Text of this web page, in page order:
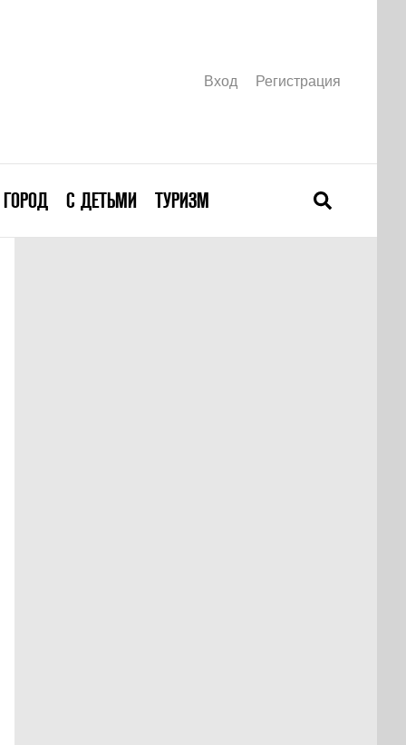
Вход Регистрация
ГОРОД С ДЕТЬМИ ТУРИЗМ